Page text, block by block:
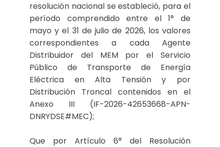
resolución nacional se estableció, para el
período comprendido entre el 1° de
mayo y el 31 de julio de 2026, los valores
correspondientes a cada Agente
Distribuidor del MEM por el Servicio
Público de Transporte de Energía
Eléctrica en Alta Tensión y por
Distribución Troncal contenidos en el
Anexo III (IF-2026-42653668-APN-
DNRYDSE#MEC);
Que por Artículo 6° del Resolución